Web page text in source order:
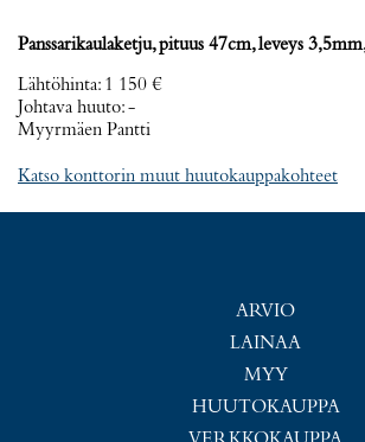
Panssarikaulaketju, pituus 47cm, leveys
Lähtöhinta: 1 150 €
Johtava huuto:-
Myyrmäen Pantti
Katso konttorin muut huutokauppakohteet
ARVIO
LAINAA
MYY
HUUTOKAUPPA